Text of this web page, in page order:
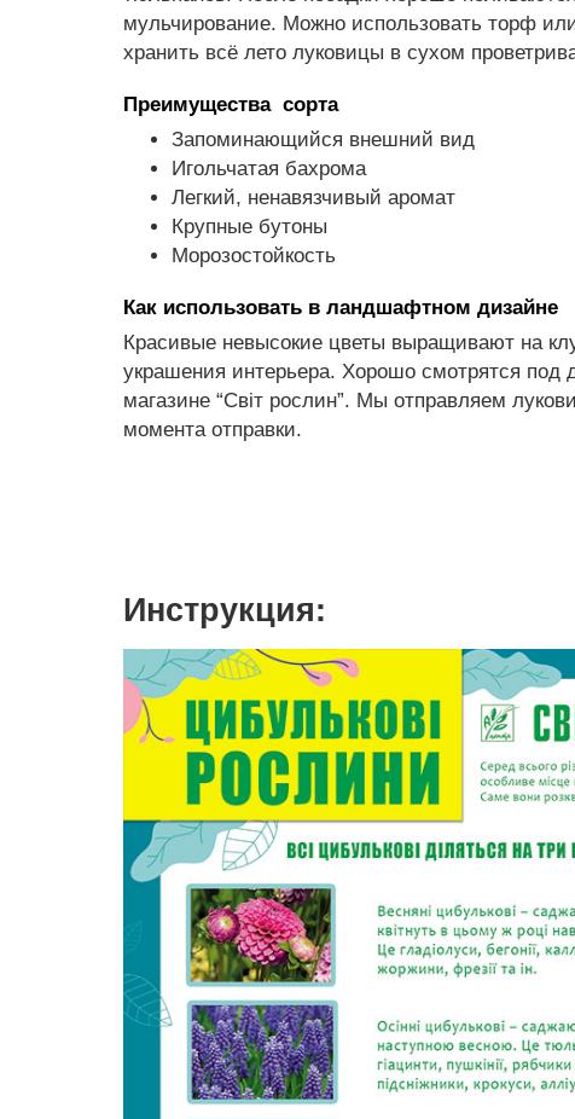
мульчирование. Можно использовать торф
хранить всё лето луковицы в сухом
Преимущества сорта
Запоминающийся внешний вид
Игольчатая бахрома
Легкий, ненавязчивый аромат
Крупные бутоны
Морозостойкость
Как использовать в ландшафтном дизайне
Красивые невысокие цветы выращивают на
украшения интерьера. Хорошо смотрятся под
магазине “Світ рослин”. Мы отправляем
момента отправки.
Инструкция: